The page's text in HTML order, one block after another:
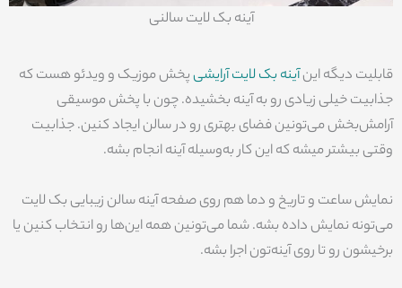
آینه بک لایت سالنی
قابلیت دیگه اینآینه بک لایت آرایشیپخش موزیک و ویدئو هست که
جذابیت خیلی زیادی رو به آینه بخشیده. چون با پخش موسیقی
آرامش‌بخش می‌تونین فضای بهتری رو در سالن ایجاد کنین. جذابیت
وقتی بیشتر میشه که این کار به‌وسیله آینه انجام بشه.
نمایش ساعت و تاریخ و دما هم روی صفحه آینه سالن زیبایی بک لایت
می‌تونه نمایش داده بشه. شما می‌تونین همه این‌ها رو انتخاب کنین یا
برخیشون رو تا روی آینه‌تون اجرا بشه.